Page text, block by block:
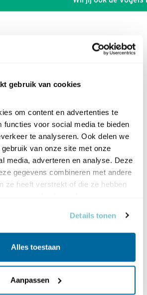
gebruik van cookies
om content en advertenties te
functies voor social media te bieden
te analyseren. Ook delen we
van onze site met onze
media, adverteren en analyse. Deze
gegevens combineren met andere
ze heeft verstrekt of die ze hebben
Details tonen
Alles toestaan
Aanpassen
DEEL DIT FILMPJE